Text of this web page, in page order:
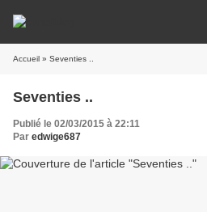
Accueil » Seventies ..
Seventies ..
Publié le 02/03/2015 à 22:11
Par edwige687